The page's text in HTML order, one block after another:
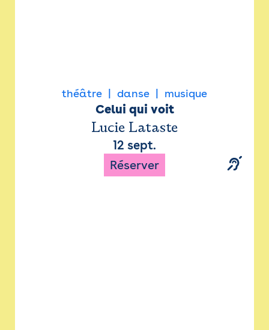
théâtre danse musique
Celui qui voit
Lucie Lataste
12 sept.
Réserver